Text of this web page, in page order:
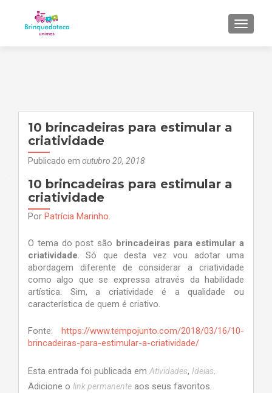
10 brincadeiras para estimular a
criatividade
Publicado em outubro 20, 2018
10 brincadeiras para estimular a
criatividade
Por Patrícia Marinho.
O tema do post são brincadeiras para estimular a
criatividade. Só que desta vez vou adotar uma
abordagem diferente de considerar a criatividade
como algo que se expressa através da habilidade
artística. Sim, a criatividade é a qualidade ou
característica de quem é criativo.
Fonte: https://www.tempojunto.com/2018/03/16/10-
brincadeiras-para-estimular-a-criatividade/
Esta entrada foi publicada em Atividades, Ideias.
Adicione o link permanente aos seus favoritos.